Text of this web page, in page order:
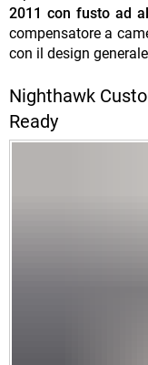
2011 con fusto ad
compensatore a
con il design
Nighthawk
Ready